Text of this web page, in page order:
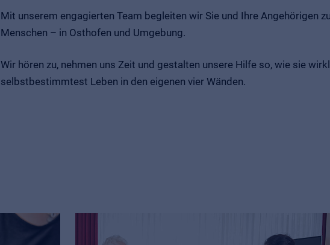
Mit unserem engagierten Team begleiten wir Sie und Ihre Angehörigen
Menschen – in Osthofen und Umgebung.
Wir hören zu, nehmen uns Zeit und gestalten unsere Hilfe so, wie sie
selbstbestimmtest Leben in den eigenen vier Wänden.